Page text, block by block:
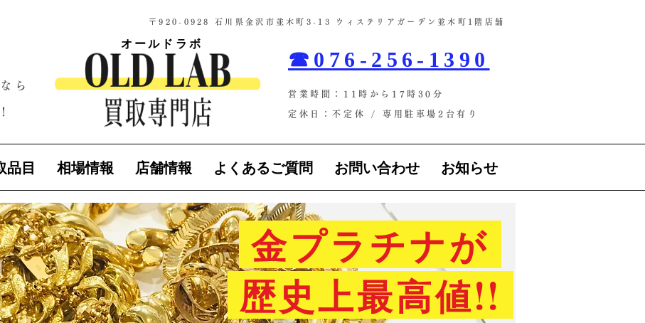
​〒920-0928 石川県金沢市並木町3-13 ウィステリアガーデン並木町1階店舗​
ら
オールドラボ
☎076-256-1390
営業時間：11時から17時30分
定休日：不定休 / ​専用駐車場2台有り
品目 相場情報 店舗情報 よくあるご質問 お問い合わせ お知らせ
金プラチナが
歴史上最高値!!